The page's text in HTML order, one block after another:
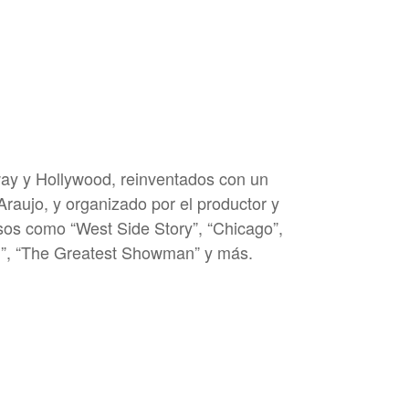
y Hollywood, reinventados con un
y organizado por el productor y
como “West Side Story”, “Chicago”,
“The Greatest Showman” y más.